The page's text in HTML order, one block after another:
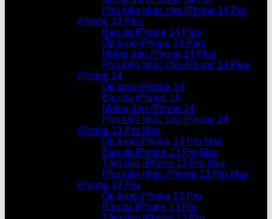
Phụ kiện khác cho iPhone 14 Pro
iPhone 14 Plus
Bao da iPhone 14 Plus
Ốp lưng iPhone 14 Plus
Miếng dán iPhone 14 Plus
Phụ kiện khác cho iPhone 14 Plus
iPhone 14
Ốp lưng iPhone 14
Bao da iPhone 14
Miếng dán iPhone 14
Phụ kiện khác cho iPhone 14
iPhone 13 Pro Max
Ốp lưng iPhone 13 Pro Max
Bao da iPhone 13 Pro Max
Tấm dán iPhone 13 Pro Max
Phụ kiện khác iPhone 13 Pro Max
iPhone 13 Pro
Ốp lưng iPhone 13 Pro
Bao da iPhone 13 Pro